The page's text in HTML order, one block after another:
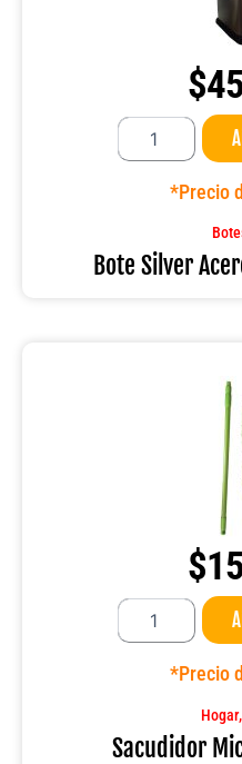
$
Bote
Acero
INOX.6LT.*Precio
Bote Silver
$
Sacudidor
Microfibra
c/bastón
*Precio
Hogar,
Sacudidor